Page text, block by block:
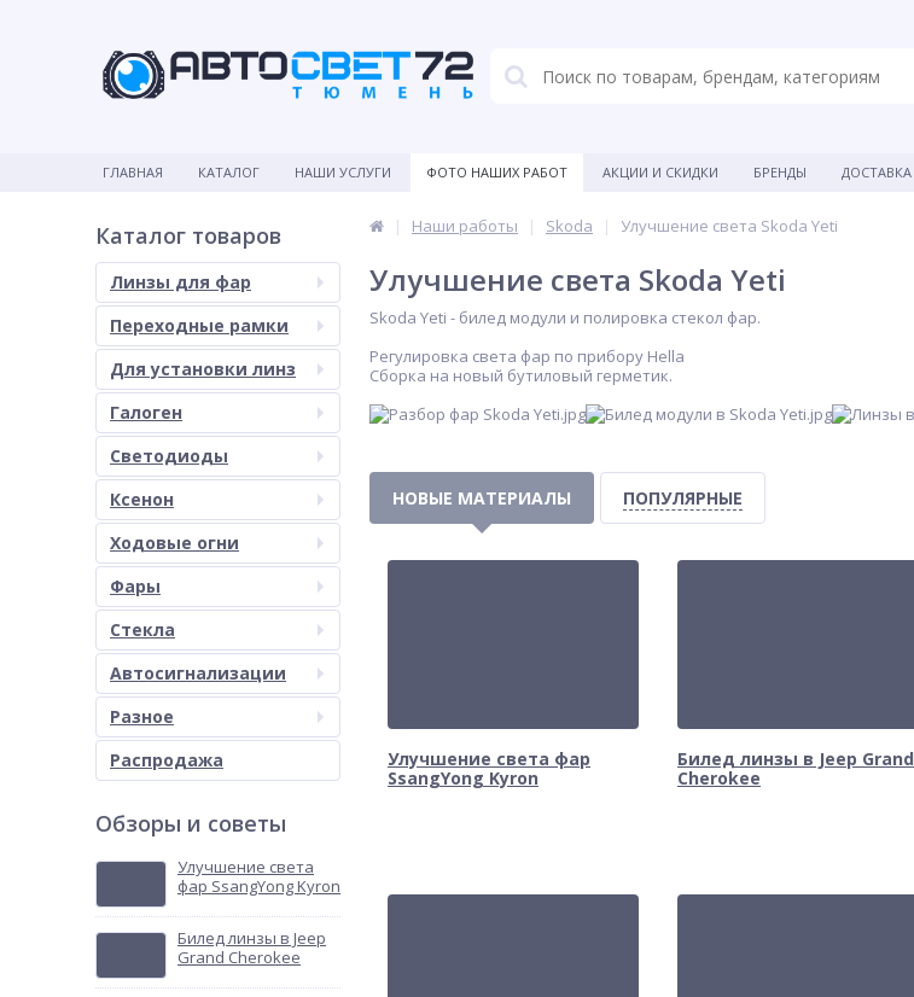
ГЛАВНАЯ КАТАЛОГ НАШИ УСЛУГИ ФОТО НАШИХ РАБОТ АКЦИИ И СКИДКИ БРЕНДЫ ДОСТАВКА
Каталог товаров
Линзы для фар
Переходные рамки
Для установки линз
Галоген
Светодиоды
Ксенон
Ходовые огни
Фары
Стекла
Автосигнализации
Разное
Распродажа
Обзоры и советы
Улучшение света
фар SsangYong Kyron
Билед линзы в Jeep
Grand Cherokee
Наши работы Skoda Улучшение света Skoda Yeti
Улучшение света Skoda Yeti
Skoda Yeti - билед модули и полировка стекол фар.
Регулировка света фар по прибору Hella
Сборка на новый бутиловый герметик.
НОВЫЕ МАТЕРИАЛЫ ПОПУЛЯРНЫЕ
Улучшение света фар
SsangYong Kyron
Билед линзы в Jeep Grand
Cherokee